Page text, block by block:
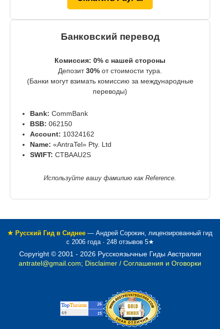
Банковский перевод
Комиссия: 0% с нашей стороны
Депозит30% от стоимости тура.
(Банки могут взимать комиссию за международные
переводы)
Bank: CommBank
BSB: 062150
Account: 10324162
Name: «AntraTel» Pty. Ltd
SWIFT: CTBAAU2S
Используйте вашу фамилию как Reference.
★ Русский Гид в Сиднее — Андрей Сорокин, лицензированный гид
с 2006 года · 248 отзывов 5★
Copyright © 2001 - 2026Русскоязычные Гиды Австралии
antratel@gmail.com; Disclaimer / Соглашения и Оговорки